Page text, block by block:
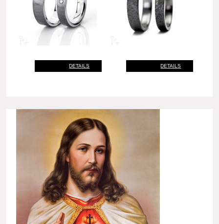
DETAILS DETAILS